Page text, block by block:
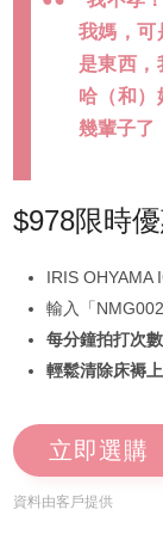
我媽，可
是東西，
哈（和）
幾輩子了
$978限時
IRIS OHYAMA
輸入「
每分鐘拍打次
輕鬆清除床褥
立即選購
資料由客戶提供